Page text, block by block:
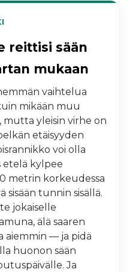
reittisi sään
mukaan
vaihtelua
mikään muu
yleisin virhe on
etäisyyden
voi olla
etelä kylpee
metrin korkeudessa
sisään tunnin sisällä.
jokaiselle
älä saaren
aiemmin — ja pidä
huonon sään
Ja